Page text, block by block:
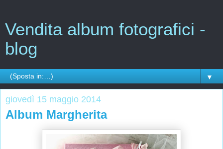
Vendita album fotografici -
blog
▼
giovedì 15 maggio 2014
Album Margherita